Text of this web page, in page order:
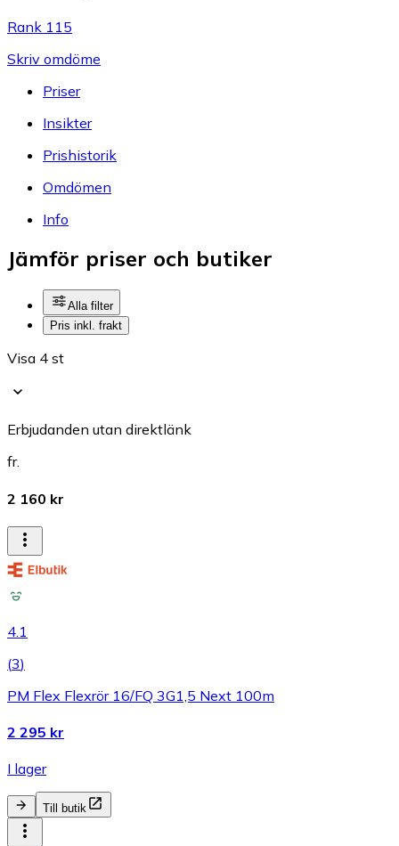
Rank 115
Skriv omdöme
Priser
Insikter
Prishistorik
Omdömen
Info
Jämför priser och butiker
Alla filter
Pris inkl. frakt
Visa 4 st
Erbjudanden utan direktlänk
fr.
2 160 kr
4.1
(3)
PM Flex Flexrör 16/FQ 3G1,5 Next 100m
2 295 kr
I lager
Till butik